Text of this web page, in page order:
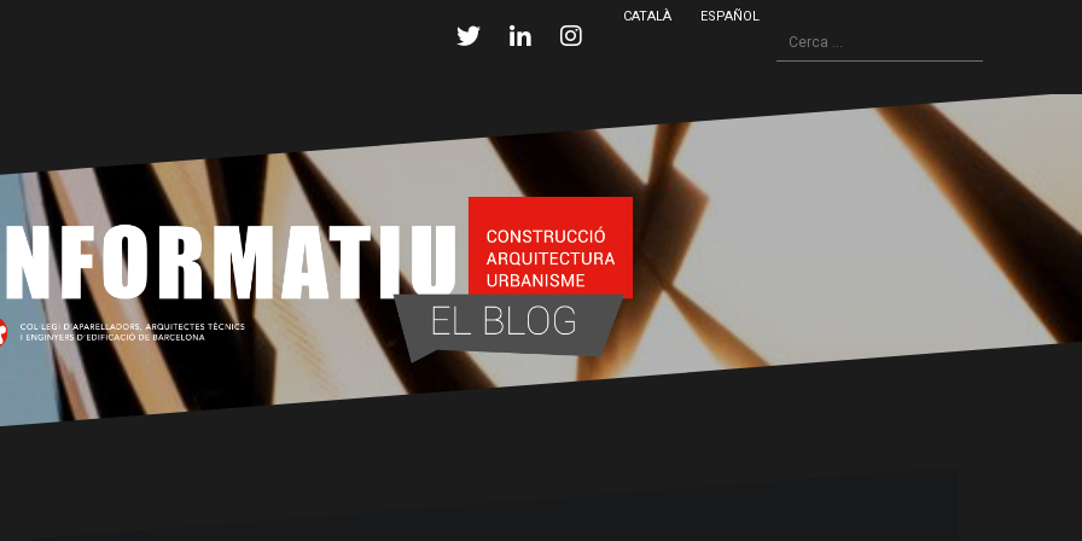
CATALÀ ESPAÑOL
Cerca: